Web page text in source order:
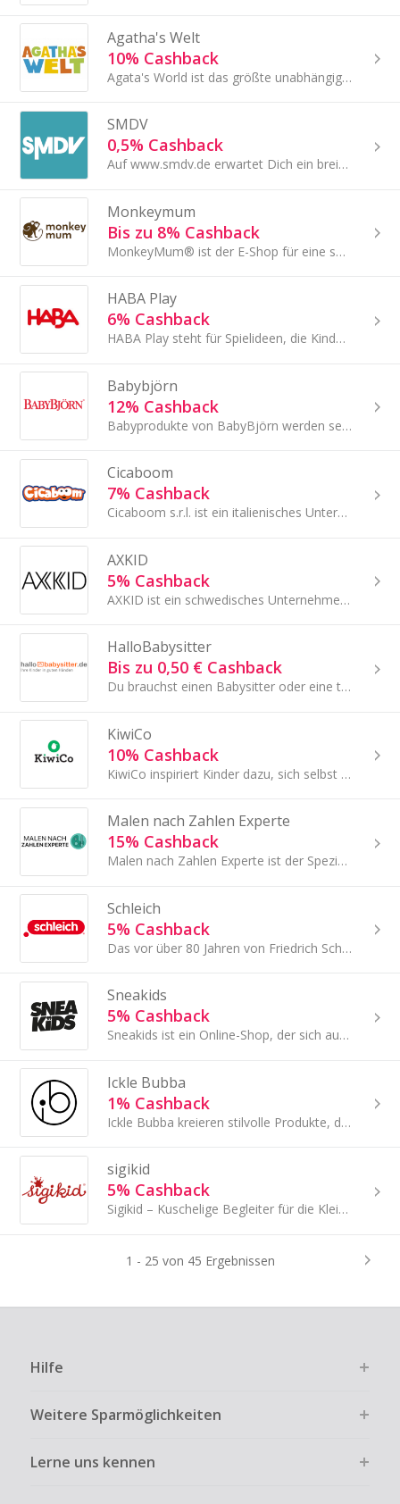
Agatha's Welt
10% Cashback
Agata's World ist das größte unabhängige Spielwarengeschäft in der Tschechischen und Slowakischen Republik.
SMDV
0,5% Cashback
Auf www.smdv.de erwartet Dich ein breites Angebot aus den Bereichen Modellbahn, Modellbau und Spielwaren.
Monkeymum
Bis zu 8% Cashback
MonkeyMum® ist der E-Shop für eine sanfte und liebevolle Mutterschaft.
HABA Play
6% Cashback
HABA Play steht für Spielideen, die Kinder im Alltag begleiten und spielerisch fördern.
Babybjörn
12% Cashback
Babyprodukte von BabyBjörn werden seit Generationen geliebt, spare mit TopCashback bei jeden Online Kauf bei BabyBjörn
Cicaboom
7% Cashback
Cicaboom s.r.l. ist ein italienisches Unternehmen, das sich auf die Entwicklung, die Produktion und den Vertrieb von Spielzeug spezialisiert.
AXKID
5% Cashback
AXKID ist ein schwedisches Unternehmen, das sich für die Sicherheit von Kindern im Straßenverkehr einsetzt.
HalloBabysitter
Bis zu 0,50 € Cashback
Du brauchst einen Babysitter oder eine tagesmutter, dann bist Du bei HalloBabysitter.de genau richtig. Denn mit HalloBabysitter.de werden Eltern...
KiwiCo
10% Cashback
KiwiCo inspiriert Kinder dazu, sich selbst als Macher zu sehen - sie entwickeln und kreieren ihre eigenen innovativen Designs und Ergebnisse.
Malen nach Zahlen Experte
15% Cashback
Malen nach Zahlen Experte ist der Spezialist, wenn es um Malen nach Zahlen, Farben nach Zahlen oder Lacke nach Zahlen geht.
Schleich
5% Cashback
Das vor über 80 Jahren von Friedrich Schleich in Schwäbisch Gmünd gegründete Unternehmen ist einer der grössten Spielwarenhersteller Deutschlands.
Sneakids
5% Cashback
Sneakids ist ein Online-Shop, der sich auf stylische und bequeme Kinderschuhe spezialisiert hat. Mit einer großen Auswahl an trendigen Sneakern und...
Ickle Bubba
1% Cashback
Ickle Bubba kreieren stilvolle Produkte, die den Anforderungen des modernen Familienlebens und den vielen Abenteuern gewachsen sind.
sigikid
5% Cashback
Sigikid – Kuschelige Begleiter für die Kleinsten
1 - 25 von 45 Ergebnissen
Hilfe
Weitere Sparmöglichkeiten
Lerne uns kennen